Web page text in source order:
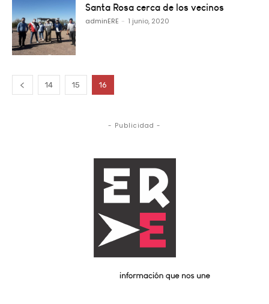
Santa Rosa cerca de los vecinos
adminERE - 1 junio, 2020
14 15 16
- Publicidad -